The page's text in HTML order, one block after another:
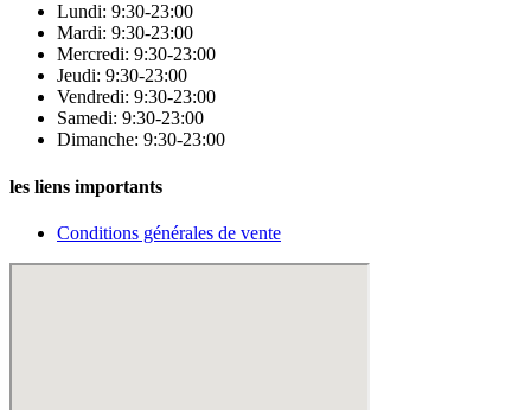
Lundi: 9:30-23:00
Mardi: 9:30-23:00
Mercredi: 9:30-23:00
Jeudi: 9:30-23:00
Vendredi: 9:30-23:00
Samedi: 9:30-23:00
Dimanche: 9:30-23:00
les liens importants
Conditions générales de vente